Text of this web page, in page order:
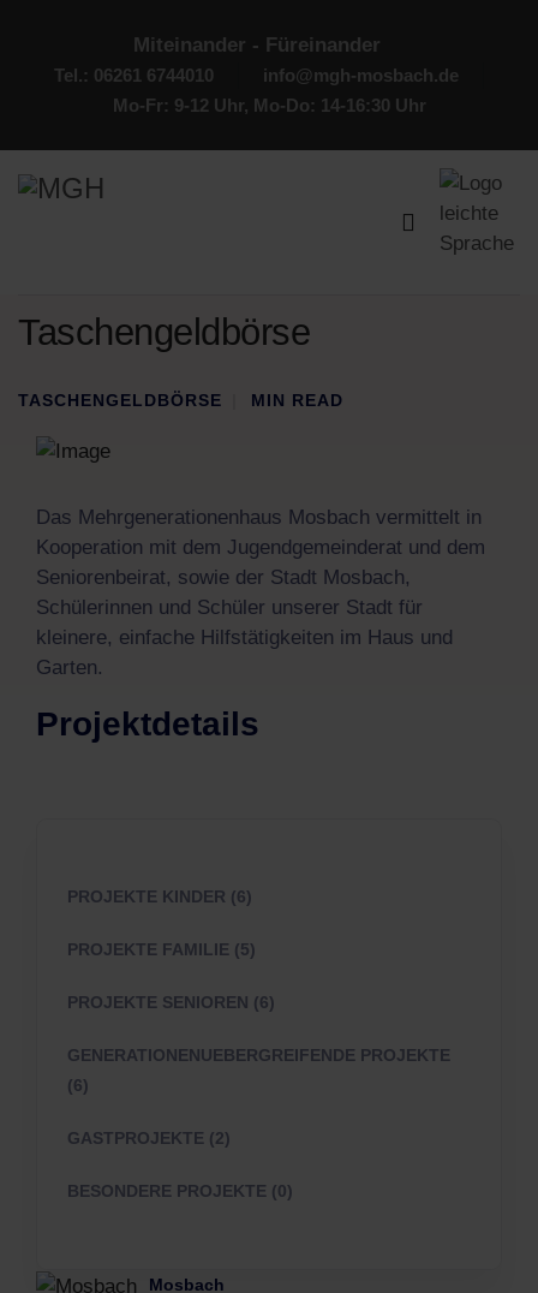
Miteinander - Füreinander
Tel.: 06261 6744010
info@mgh-mosbach.de
Mo-Fr: 9-12 Uhr, Mo-Do: 14-16:30 Uhr
Taschengeldbörse
TASCHENGELDBÖRSE MIN READ
Das Mehrgenerationenhaus Mosbach vermittelt in
Kooperation mit dem Jugendgemeinderat und dem
Seniorenbeirat, sowie der Stadt Mosbach,
Schülerinnen und Schüler unserer Stadt für
kleinere, einfache Hilfstätigkeiten im Haus und
Garten.
Projektdetails
PROJEKTE KINDER (6)
PROJEKTE FAMILIE (5)
PROJEKTE SENIOREN (6)
GENERATIONENUEBERGREIFENDE PROJEKTE
(6)
GASTPROJEKTE (2)
BESONDERE PROJEKTE (0)
Mosbach